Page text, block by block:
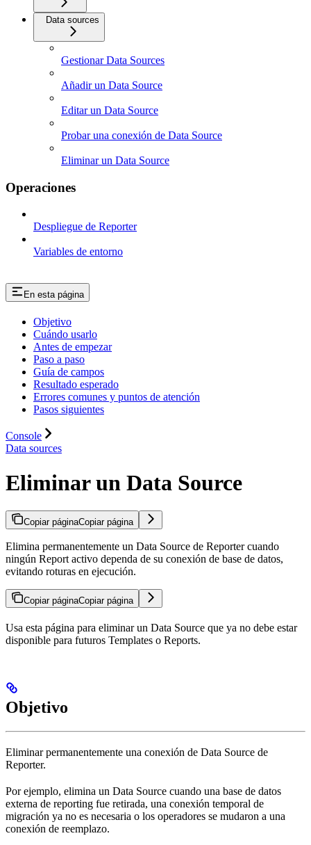
Data sources
Gestionar Data Sources
Añadir un Data Source
Editar un Data Source
Probar una conexión de Data Source
Eliminar un Data Source
Operaciones
Despliegue de Reporter
Variables de entorno
En esta página
Objetivo
Cuándo usarlo
Antes de empezar
Paso a paso
Guía de campos
Resultado esperado
Errores comunes y puntos de atención
Pasos siguientes
Console
Data sources
Eliminar un Data Source
Copiar páginaCopiar página
Elimina permanentemente un Data Source de Reporter cuando
ningún Report activo dependa de su conexión de base de datos,
evitando roturas en ejecución.
Copiar páginaCopiar página
Usa esta página para eliminar un Data Source que ya no debe estar
disponible para futuros Templates o Reports.
Objetivo
Eliminar permanentemente una conexión de Data Source de
Reporter.
Por ejemplo, elimina un Data Source cuando una base de datos
externa de reporting fue retirada, una conexión temporal de
migración ya no es necesaria o los operadores se mudaron a una
conexión de reemplazo.